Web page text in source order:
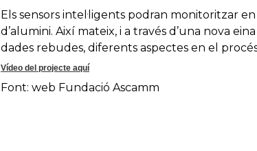
Els sensors intel·ligents podran monitoritzar
d’alumini. Així mateix, i a través d’una nova
dades rebudes, diferents aspectes en el
Vídeo del projecte aquí
Font: web Fundació Ascamm